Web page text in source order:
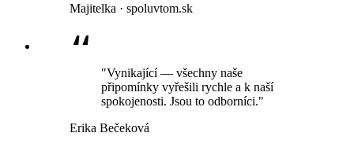
Majitelka · spoluvtom.sk
"Vynikající — všechny naše
připomínky vyřešili rychle a k naší
spokojenosti. Jsou to odborníci."
Erika Bečeková